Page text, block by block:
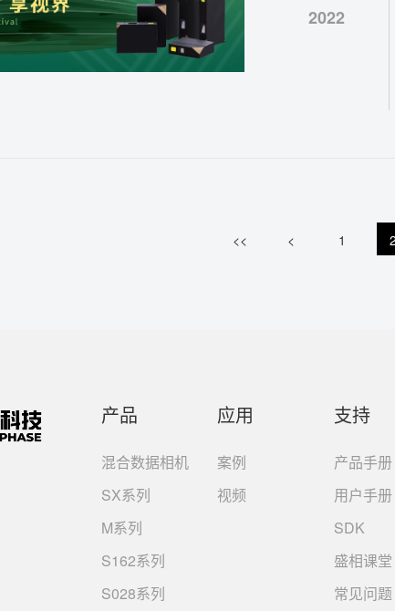
2022
<< < 1 2
产品
混合数据相机
SX系列
M系列
S162系列
S028系列
应用
案例
视频
支持
产品手册
用户手册
SDK
盛相课堂
常见问题